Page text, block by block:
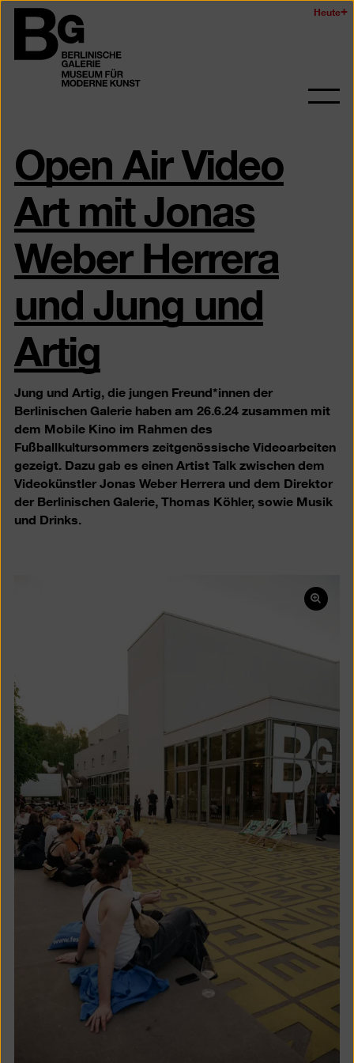
Zum
Seiteninhalt
springen
Berlinischen
Galerie
Heute
Open Air Video
Art mit Jonas
Weber Herrera
und Jung und
Artig
Jung und Artig, die jungen Freund*innen der
Berlinischen Galerie haben am 26.6.24 zusammen mit
dem Mobile Kino im Rahmen des
Fußballkultursommers zeitgenössische Videoarbeiten
gezeigt. Dazu gab es einen Artist Talk zwischen dem
Videokünstler Jonas Weber Herrera und dem Direktor
der Berlinischen Galerie, Thomas Köhler, sowie Musik
und Drinks.
Bild